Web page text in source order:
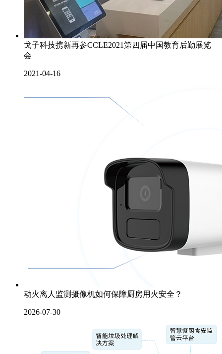
戈子科技携新再参CCLE2021第四届中国教育后勤展览
会
2021-04-16
动火离人监测摄像机如何保障厨房用火安全？
2026-07-30